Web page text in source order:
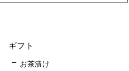
ギフト
お茶漬け